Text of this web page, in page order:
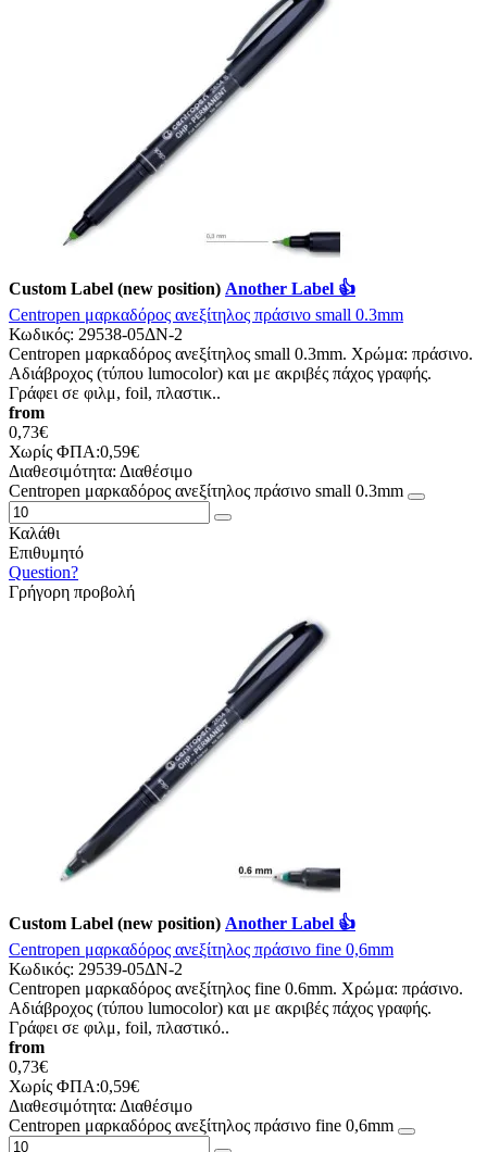
Custom Label (new position) Another Label 👍
Centropen μαρκαδόρος ανεξίτηλος πράσινο small 0.3mm
Κωδικός: 29538-05ΔΝ-2
Centropen μαρκαδόρος ανεξίτηλος small 0.3mm. Χρώμα: πράσινο.
Αδιάβροχος (τύπου lumocolor) και με ακριβές πάχος γραφής.
Γράφει σε φιλμ, foil, πλαστικ..
from
0,73€
Χωρίς ΦΠΑ:0,59€
Διαθεσιμότητα: Διαθέσιμο
Centropen μαρκαδόρος ανεξίτηλος πράσινο small 0.3mm
Καλάθι
Επιθυμητό
Question?
Γρήγορη προβολή
Custom Label (new position) Another Label 👍
Centropen μαρκαδόρος ανεξίτηλος πράσινο fine 0,6mm
Κωδικός: 29539-05ΔΝ-2
Centropen μαρκαδόρος ανεξίτηλος fine 0.6mm. Χρώμα: πράσινο.
Αδιάβροχος (τύπου lumocolor) και με ακριβές πάχος γραφής.
Γράφει σε φιλμ, foil, πλαστικό..
from
0,73€
Χωρίς ΦΠΑ:0,59€
Διαθεσιμότητα: Διαθέσιμο
Centropen μαρκαδόρος ανεξίτηλος πράσινο fine 0,6mm